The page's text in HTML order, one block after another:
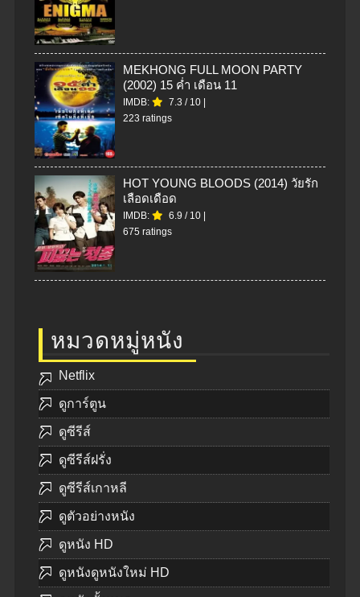
MEKHONG FULL MOON PARTY
(2002) 15 ค่ำ เดือน 11
IMDB: 7.3 / 10 |
223 ratings
HOT YOUNG BLOODS (2014) วัยรัก
เลือดเดือด
IMDB: 6.9 / 10 |
675 ratings
หมวดหมู่หนัง
Netflix
ดูการ์ตูน
ดูซีรีส์
ดูซีรีส์ฝรั่ง
ดูซีรีส์เกาหลี
ดูตัวอย่างหนัง
ดูหนัง HD
ดูหนังดูหนังใหม่ HD